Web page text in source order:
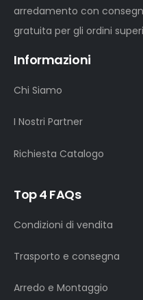
arredamento con
gratuita per gli ordini
Informazioni
Chi Siamo
I Nostri Partner
Richiesta Catalogo
Top 4 FAQs
Condizioni di vendita
Trasporto e consegna
Arredo e Montaggio